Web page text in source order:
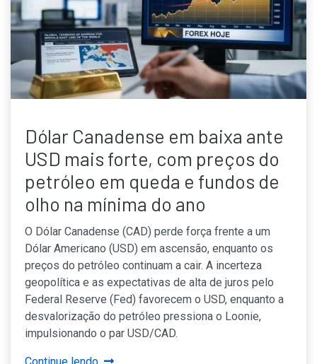
Dólar Canadense em baixa ante
USD mais forte, com preços do
petróleo em queda e fundos de
olho na mínima do ano
O Dólar Canadense (CAD) perde força frente a um
Dólar Americano (USD) em ascensão, enquanto os
preços do petróleo continuam a cair. A incerteza
geopolítica e as expectativas de alta de juros pelo
Federal Reserve (Fed) favorecem o USD, enquanto a
desvalorização do petróleo pressiona o Loonie,
impulsionando o par USD/CAD.